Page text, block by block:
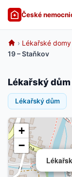
České
› Lékařské domy
19 – Staňkov
Lékařský dům
Lékařský dům
+
−